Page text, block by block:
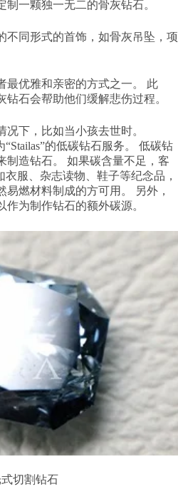
一颗独一无二的骨灰钻石。
不同形式的首饰，如骨灰吊坠，项
最优雅和亲密的方式之一。 此
石会帮助他们缓解悲伤过程。
下，比如当小孩去世时。
的低碳钻石服务。 低碳钻
制造钻石。 如果碳含量不足，客
衣服、杂志读物、鞋子等纪念品，
燃材料制成的方可用。 另外，
为制作钻石的额外碳源。
切割钻石